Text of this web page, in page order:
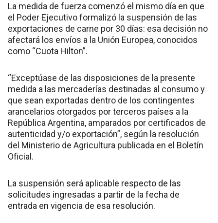
La medida de fuerza comenzó el mismo día en que
el Poder Ejecutivo formalizó la suspensión de las
exportaciones de carne por 30 días: esa decisión no
afectará los envíos a la Unión Europea, conocidos
como “Cuota Hilton”.
“Exceptúase de las disposiciones de la presente
medida a las mercaderías destinadas al consumo y
que sean exportadas dentro de los contingentes
arancelarios otorgados por terceros países a la
República Argentina, amparados por certificados de
autenticidad y/o exportación”, según la resolución
del Ministerio de Agricultura publicada en el Boletín
Oficial.
La suspensión será aplicable respecto de las
solicitudes ingresadas a partir de la fecha de
entrada en vigencia de esa resolución.